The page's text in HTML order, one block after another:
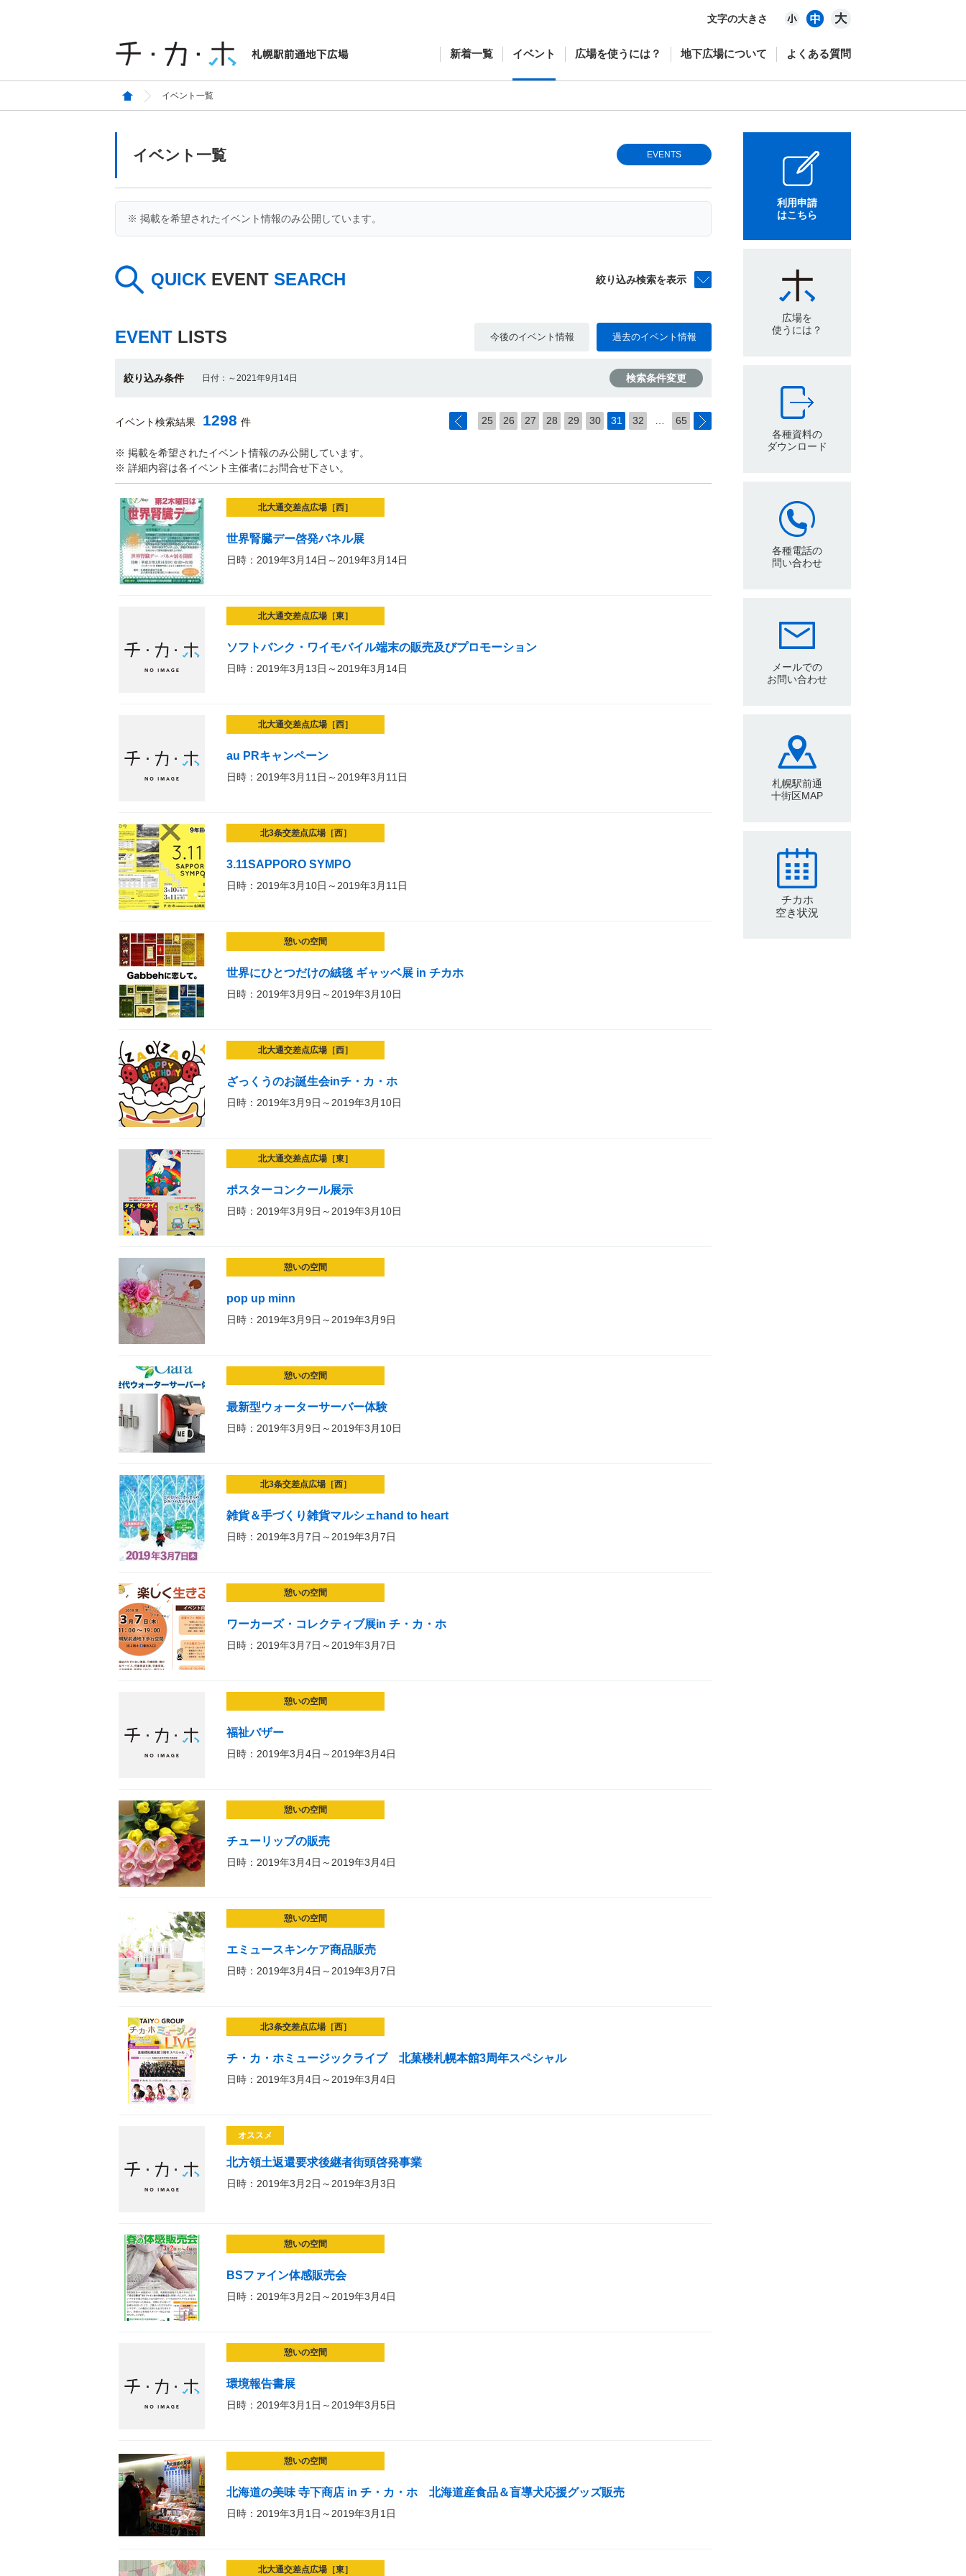
文字の大きさ
新着一覧 イベント 広場を使うには？ 地下広場について よくある質問
イベント一覧
イベント一覧 EVENTS
※ 掲載を希望されたイベント情報のみ公開しています。
QUICK EVENT SEARCH 絞り込み検索を表示
EVENT LISTS 今後のイベント情報 過去のイベント情報
絞り込み条件 日付：～2021年9月14日 検索条件変更
イベント検索結果 1298 件 25 26 27 28 29 30 31 32 65
※ 掲載を希望されたイベント情報のみ公開しています。
※ 詳細内容は各イベント主催者にお問合せ下さい。
北大通交差点広場［西］
世界腎臓デー啓発パネル展
日時：2019年3月14日～2019年3月14日
北大通交差点広場［東］
ソフトバンク・ワイモバイル端末の販売及びプロモーション
日時：2019年3月13日～2019年3月14日
北大通交差点広場［西］
au PRキャンペーン
日時：2019年3月11日～2019年3月11日
北3条交差点広場［西］
3.11SAPPORO SYMPO
日時：2019年3月10日～2019年3月11日
憩いの空間
世界にひとつだけの絨毯 ギャッベ展 in チカホ
日時：2019年3月9日～2019年3月10日
北大通交差点広場［西］
ざっくうのお誕生会inチ・カ・ホ
日時：2019年3月9日～2019年3月10日
北大通交差点広場［東］
ポスターコンクール展示
日時：2019年3月9日～2019年3月10日
憩いの空間
pop up minn
日時：2019年3月9日～2019年3月9日
憩いの空間
最新型ウォーターサーバー体験
日時：2019年3月9日～2019年3月10日
北3条交差点広場［西］
雑貨＆手づくり雑貨マルシェhand to heart
日時：2019年3月7日～2019年3月7日
憩いの空間
ワーカーズ・コレクティブ展in チ・カ・ホ
日時：2019年3月7日～2019年3月7日
憩いの空間
福祉バザー
日時：2019年3月4日～2019年3月4日
憩いの空間
チューリップの販売
日時：2019年3月4日～2019年3月4日
憩いの空間
エミュースキンケア商品販売
日時：2019年3月4日～2019年3月7日
北3条交差点広場［西］
チ・カ・ホミュージックライブ 北菓楼札幌本館3周年スペシャル
日時：2019年3月4日～2019年3月4日
オススメ
北方領土返還要求後継者街頭啓発事業
日時：2019年3月2日～2019年3月3日
憩いの空間
BSファイン体感販売会
日時：2019年3月2日～2019年3月4日
憩いの空間
環境報告書展
日時：2019年3月1日～2019年3月5日
憩いの空間
北海道の美味 寺下商店 in チ・カ・ホ 北海道産食品＆盲導犬応援グッズ販売
日時：2019年3月1日～2019年3月1日
北大通交差点広場［東］
利用申請
はこちら
広場を
使うには？
各種資料の
ダウンロード
各種電話の
問い合わせ
メールでの
お問い合わせ
札幌駅前通
十街区MAP
チカホ
空き状況